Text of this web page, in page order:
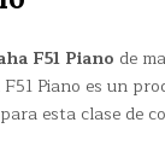
F51 Piano de
Piano es un
esta clase de